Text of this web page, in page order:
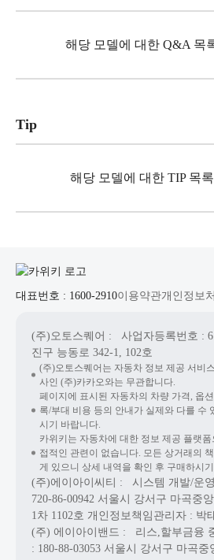
해당 모델에 대한 Q&A 목
Tip
해당 모델에 대한 TIP 목
대표번호 : 1600-2910이용약관개인정보
(주)오토스퀘어 : 사업자등록번호 :
진구 능동로 342-1, 102호
(주)오토스퀘어는 자동차 정보 제공 서비
사인 (주)카카오와는 무관합니다.
페이지에 표시된 자동차의 차량 가격, 옵
록/부대 비용 등의 안내가 실제와 다를 수
시기 바랍니다.
카위키는 자동차에 대한 정보 제공 플랫
접적인 관련이 없습니다. 모든 상거래의
게 있으니 상세 내역을 확인 후 구매하시
(주)에이아이씨티 : 시스템 개발/운영
720-86-00942 서울시 강서구 마곡중
1차 1102호 개인정보책임관리자 : 박
(주) 에이아이밴드 : 리스,할부금융
: 180-88-03053 서울시 강서구 마곡중